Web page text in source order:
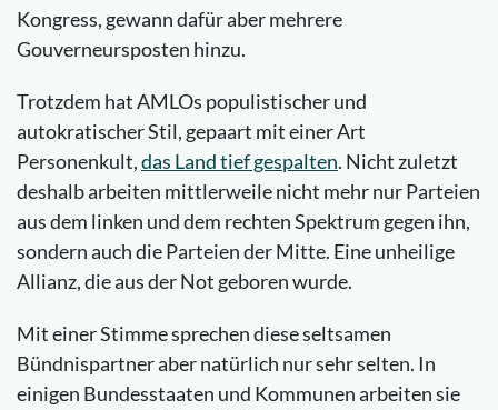
Kongress, gewann dafür aber mehrere
Gouverneursposten hinzu.
Trotzdem hat AMLOs populistischer und
autokratischer Stil, gepaart mit einer Art
Personenkult,das Land tief gespalten. Nicht zuletzt
deshalb arbeiten mittlerweile nicht mehr nur Parteien
aus dem linken und dem rechten Spektrum gegen ihn,
sondern auch die Parteien der Mitte. Eine unheilige
Allianz, die aus der Not geboren wurde.
Mit einer Stimme sprechen diese seltsamen
Bündnispartner aber natürlich nur sehr selten. In
einigen Bundesstaaten und Kommunen arbeiten sie